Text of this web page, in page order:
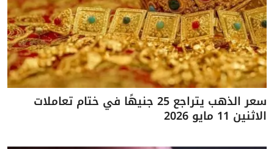
سعر الذهب يتراجع 25 جنيهًا في ختام تعاملات
الاثنين 11 مايو 2026